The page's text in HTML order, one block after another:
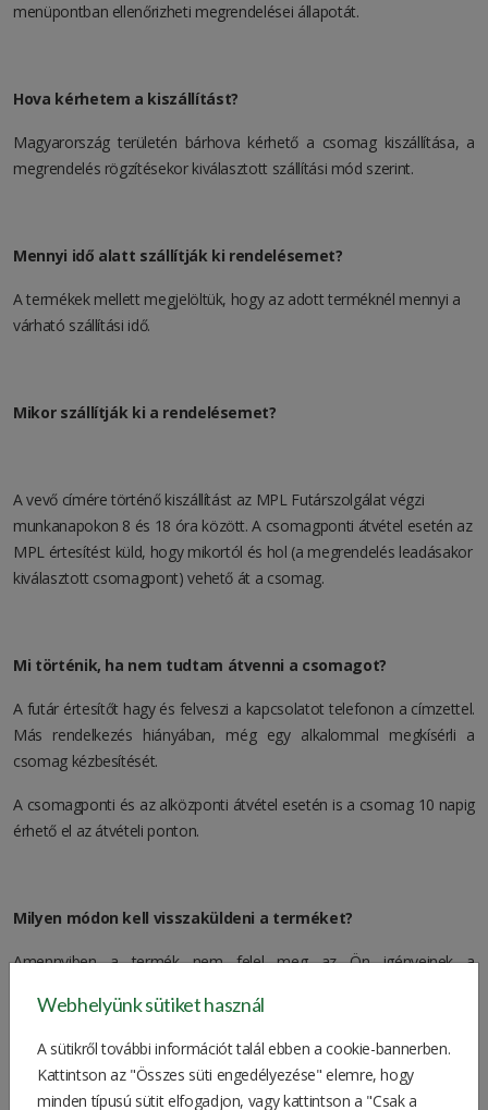
menüpontban ellenőrizheti megrendelései állapotát.
Hova kérhetem a kiszállítást?
Magyarország területén bárhova kérhető a csomag kiszállítása, a
megrendelés rögzítésekor kiválasztott szállítási mód szerint.
Mennyi idő alatt szállítják ki rendelésemet?
A termékek mellett megjelöltük, hogy az adott terméknél mennyi a
várható szállítási idő.
Mikor szállítják ki a rendelésemet?
A vevő címére történő kiszállítást az MPL Futárszolgálat végzi
munkanapokon 8 és 18 óra között. A csomagponti átvétel esetén az
MPL értesítést küld, hogy mikortól és hol (a megrendelés leadásakor
kiválasztott csomagpont) vehető át a csomag.
Mi történik, ha nem tudtam átvenni a csomagot?
A futár értesítőt hagy és felveszi a kapcsolatot telefonon a címzettel.
Más rendelkezés hiányában, még egy alkalommal megkísérli a
csomag kézbesítését.
A csomagponti és az alközponti átvétel esetén is a csomag 10 napig
érhető el az átvételi ponton.
Milyen módon kell visszaküldeni a terméket?
Amennyiben a termék nem felel meg az Ön igényeinek a
számunkra.
A termékek visszajuttatásához részletes segítséget talál azElállás és
Webhelyünk sütiket használ
A sütikről további információt talál ebben a cookie-bannerben.
Kattintson az "Összes süti engedélyezése" elemre, hogy
minden típusú sütit elfogadjon, vagy kattintson a "Csak a